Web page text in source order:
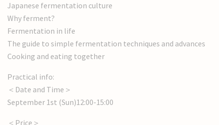
Japanese fermentation culture
Why ferment?
Fermentation in life
The guide to simple fermentation techniques and advances
Cooking and eating together
Practical info:
＜Date and Time＞
September 1st (Sun)12:00-15:00
＜Price＞